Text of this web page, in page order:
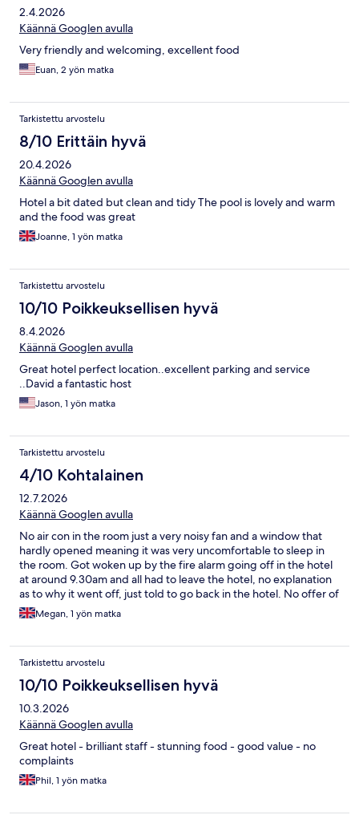
2.4.2026
Käännä Googlen avulla
Very friendly and welcoming, excellent food
Euan, 2 yön matka
Tarkistettu arvostelu
8/10 Erittäin hyvä
20.4.2026
Käännä Googlen avulla
Hotel a bit dated but clean and tidy The pool is lovely and warm
and the food was great
Joanne, 1 yön matka
Tarkistettu arvostelu
10/10 Poikkeuksellisen hyvä
8.4.2026
Käännä Googlen avulla
Great hotel perfect location..excellent parking and service
..David a fantastic host
Jason, 1 yön matka
Tarkistettu arvostelu
4/10 Kohtalainen
12.7.2026
Käännä Googlen avulla
No air con in the room just a very noisy fan and a window that
hardly opened meaning it was very uncomfortable to sleep in
the room. Got woken up by the fire alarm going off in the hotel
at around 9.30am and all had to leave the hotel, no explanation
as to why it went off, just told to go back in the hotel. No offer of
compensation like a later check out or anything. Staff are nice,
especially the cleaners. Probably would’ve been a nice stay in
Megan, 1 yön matka
Tarkistettu arvostelu
10/10 Poikkeuksellisen hyvä
10.3.2026
Käännä Googlen avulla
Great hotel - brilliant staff - stunning food - good value - no
complaints
Phil, 1 yön matka